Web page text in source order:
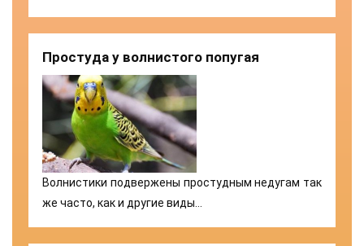
Простуда у волнистого попугая
Волнистики подвержены простудным недугам так
же часто, как и другие виды…